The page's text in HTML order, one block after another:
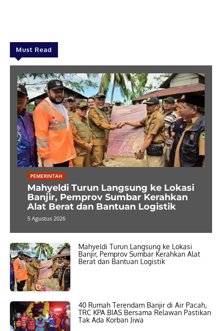
Must Read
PEMERINTAH
Mahyeldi Turun Langsung ke Lokasi
Banjir, Pemprov Sumbar Kerahkan
Alat Berat dan Bantuan Logistik
5 Agustus 2026
Mahyeldi Turun Langsung ke Lokasi
Banjir, Pemprov Sumbar Kerahkan Alat
Berat dan Bantuan Logistik
40 Rumah Terendam Banjir di Air Pacah,
TRC KPA BIAS Bersama Relawan Pastikan
Tak Ada Korban Jiwa